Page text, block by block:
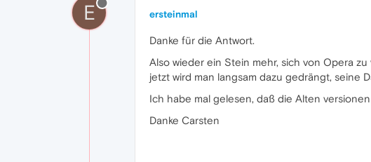
E ersteinmal
Danke für die Antwort.
Also wieder ein Stein mehr, sich von Opera
jetzt wird man langsam dazu gedrängt, seine
Ich habe mal gelesen, daß die Alten
Danke Carsten